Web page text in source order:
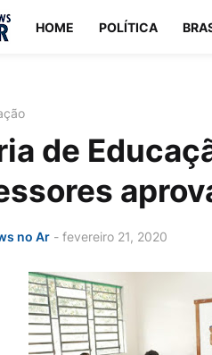
HOME POLÍTICA
de
no Ar - fevereiro 21, 2020